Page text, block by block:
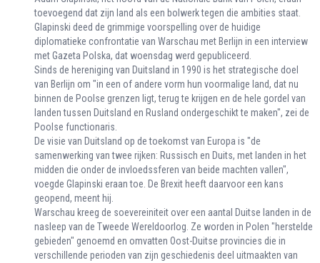
toevoegend dat zijn land als een bolwerk tegen die ambities staat.
Glapinski deed de grimmige voorspelling over de huidige
diplomatieke confrontatie van Warschau met Berlijn in een interview
met Gazeta Polska, dat woensdag werd gepubliceerd.
Sinds de hereniging van Duitsland in 1990 is het strategische doel
van Berlijn om "in een of andere vorm hun voormalige land, dat nu
binnen de Poolse grenzen ligt, terug te krijgen en de hele gordel van
landen tussen Duitsland en Rusland ondergeschikt te maken", zei de
Poolse functionaris.
De visie van Duitsland op de toekomst van Europa is "de
samenwerking van twee rijken: Russisch en Duits, met landen in het
midden die onder de invloedssferen van beide machten vallen",
voegde Glapinski eraan toe. De Brexit heeft daarvoor een kans
geopend, meent hij.
Warschau kreeg de soevereiniteit over een aantal Duitse landen in de
nasleep van de Tweede Wereldoorlog. Ze worden in Polen "herstelde
gebieden" genoemd en omvatten Oost-Duitse provincies die in
verschillende perioden van zijn geschiedenis deel uitmaakten van